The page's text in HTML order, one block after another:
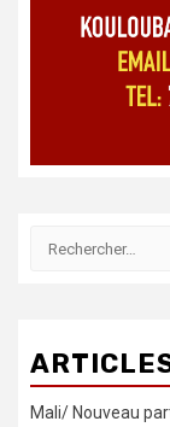
Rechercher :
Mali/ Nouveau